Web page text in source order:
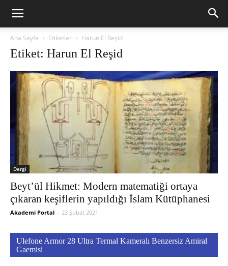
Ana Sayfa Etiketler Harun El Reşid
Etiket: Harun El Reşid
Dergi
Beyt’ül Hikmet: Modern matematiği ortaya
çıkaran keşiflerin yapıldığı İslam Kütüphanesi
Akademi Portal - 23 Şubat 2021
Ulefone Armor 28 Ultra Termal Kameralı Benzersiz Amiral
Gaemisi